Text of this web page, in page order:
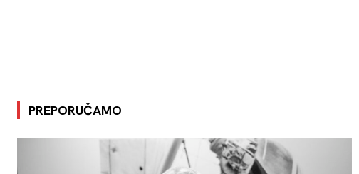
PREPORUČAMO